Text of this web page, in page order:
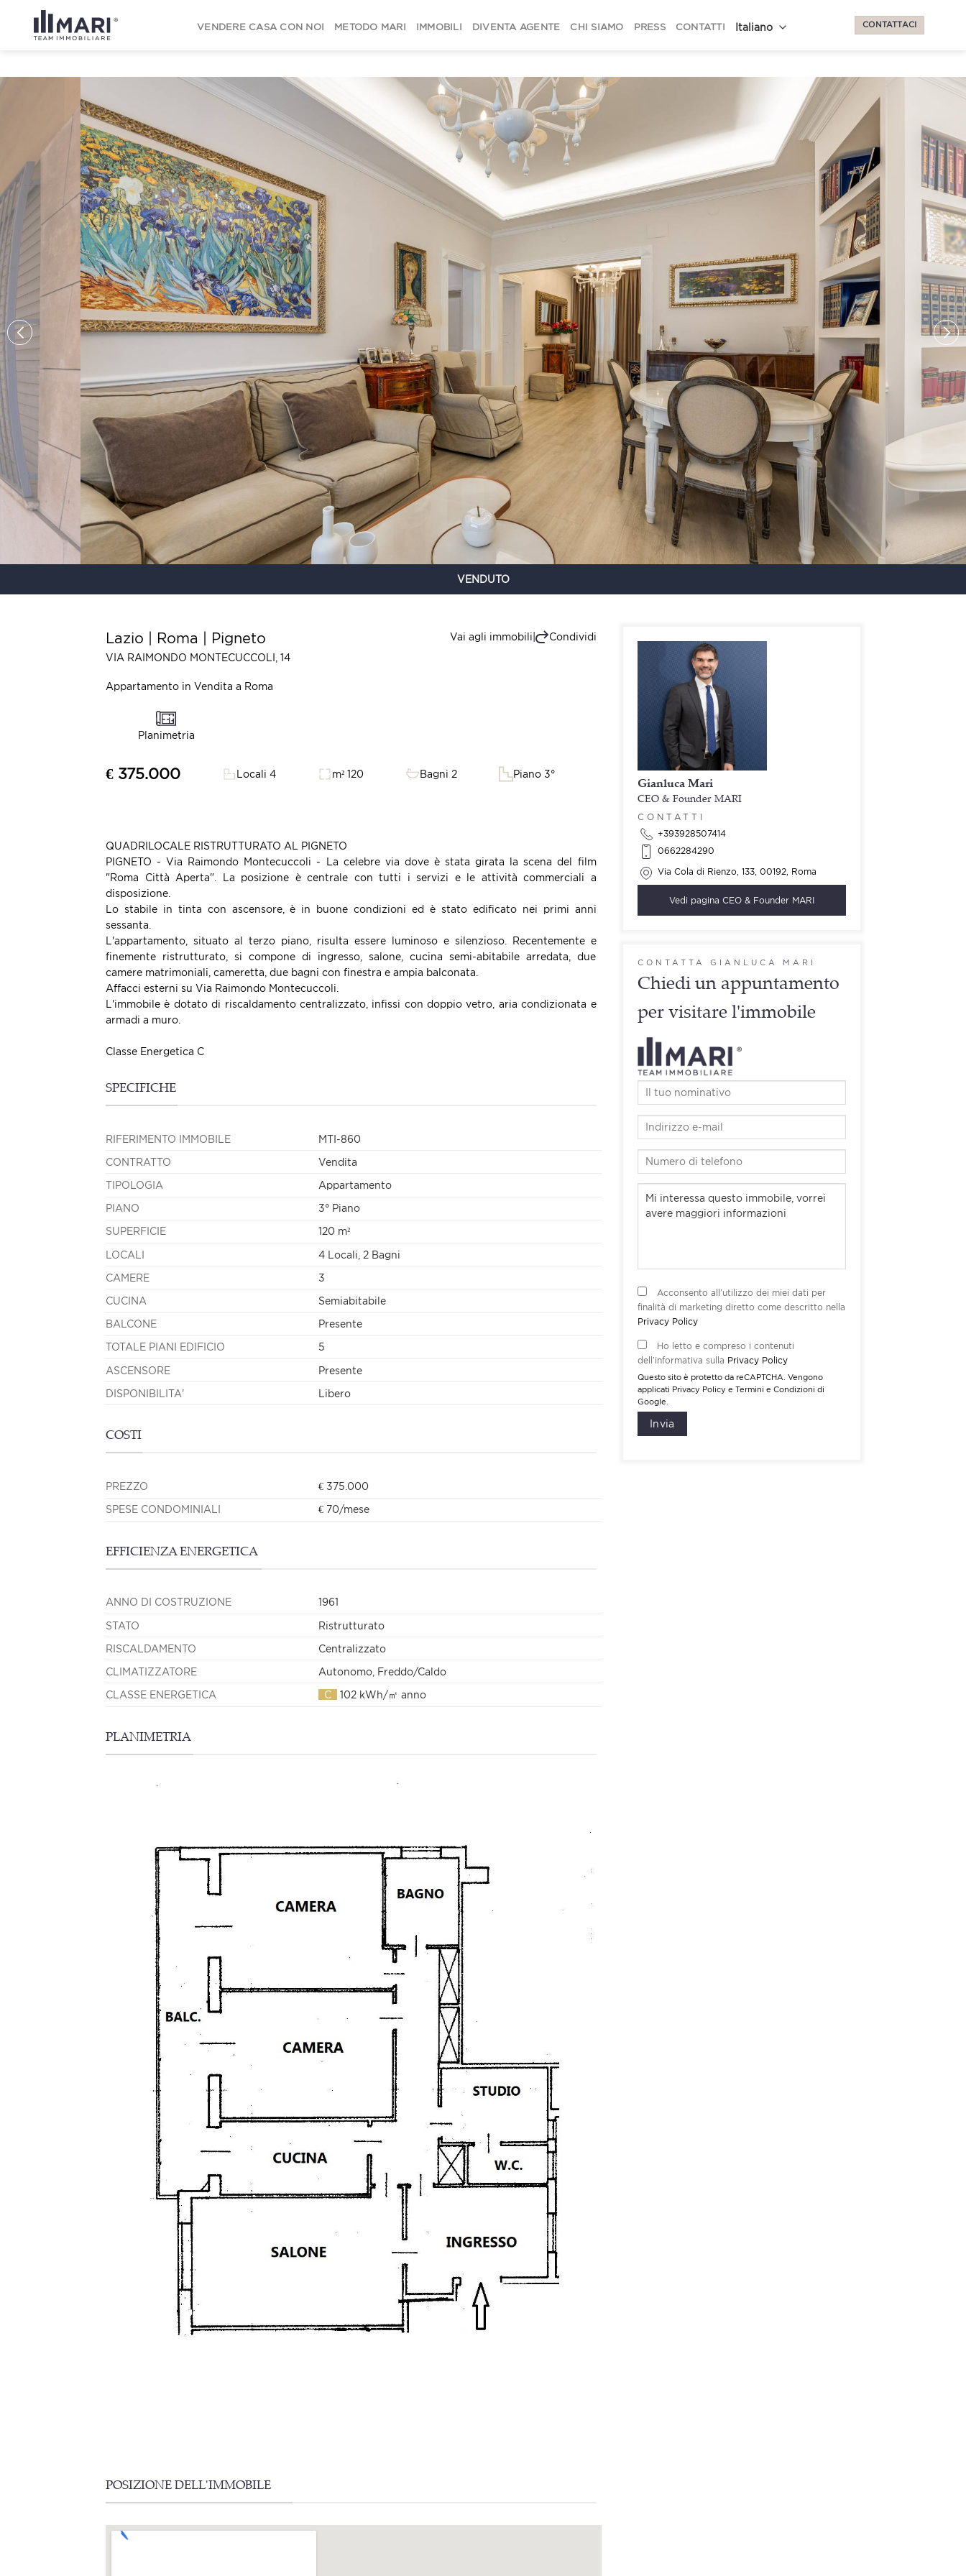
VENDERE CASA CON NOI METODO MARI IMMOBILI DIVENTA AGENTE CHI SIAMO PRESS CONTATTI CONTATTACI
VENDUTO
Lazio | Roma | Pigneto
VIA RAIMONDO MONTECUCCOLI, 14
Appartamento in Vendita a Roma
Vai agli immobili Condividi
Planimetria
€ 375.000 Locali 4 m² 120 Bagni 2 Piano 3°
QUADRILOCALE RISTRUTTURATO AL PIGNETO
PIGNETO - Via Raimondo Montecuccoli - La celebre via dove è stata girata la scena del film
"Roma Città Aperta". La posizione è centrale con tutti i servizi e le attività commerciali a
disposizione.
Lo stabile in tinta con ascensore, è in buone condizioni ed è stato edificato nei primi anni
sessanta.
L'appartamento, situato al terzo piano, risulta essere luminoso e silenzioso. Recentemente e
finemente ristrutturato, si compone di ingresso, salone, cucina semi-abitabile arredata, due
camere matrimoniali, cameretta, due bagni con finestra e ampia balconata.
Affacci esterni su Via Raimondo Montecuccoli.
L'immobile è dotato di riscaldamento centralizzato, infissi con doppio vetro, aria condizionata e
armadi a muro.
Classe Energetica C
SPECIFICHE
RIFERIMENTO IMMOBILE MTI-860
CONTRATTO Vendita
TIPOLOGIA Appartamento
PIANO 3° Piano
SUPERFICIE 120 m²
LOCALI 4 Locali, 2 Bagni
CAMERE 3
CUCINA Semiabitabile
BALCONE Presente
TOTALE PIANI EDIFICIO 5
ASCENSORE Presente
DISPONIBILITA' Libero
COSTI
PREZZO € 375.000
SPESE CONDOMINIALI € 70/mese
EFFICIENZA ENERGETICA
ANNO DI COSTRUZIONE 1961
STATO Ristrutturato
RISCALDAMENTO Centralizzato
CLIMATIZZATORE Autonomo, Freddo/Caldo
CLASSE ENERGETICA C 102 kWh/㎡ anno
PLANIMETRIA
POSIZIONE DELL'IMMOBILE
Gianluca Mari
CEO & Founder MARI
CONTATTI
+393928507414
0662284290
Via Cola di Rienzo, 133, 00192, Roma
Vedi pagina CEO & Founder MARI
CONTATTA GIANLUCA MARI
Chiedi un appuntamento
per visitare l'immobile
Acconsento all’utilizzo dei miei dati per
finalità di marketing diretto come descritto nella
Privacy Policy
Ho letto e compreso i contenuti
dell’informativa sulla Privacy Policy
Questo sito è protetto da reCAPTCHA. Vengono
applicati Privacy Policy e Termini e Condizioni di
Google.
Invia